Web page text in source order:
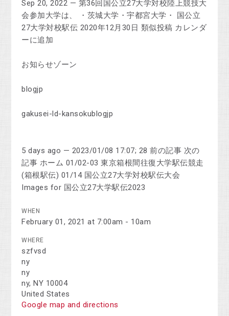
Sep 20, 2022 — 第36回国公立27大学対校陸上競技大
会参加大学は、 ・茨城大学・宇都宮大学・ 国公立
27大学対校駅伝 2020年12月30日 類似投稿 カレンダ
ーに追加
お知らせゾーン
blogjp
gakusei-ld-kansokublogjp
5 days ago — 2023/01/08 17:07; 28 前の記事 次の
記事 ホーム 01/02-03 東京箱根間往復大学駅伝競走
(箱根駅伝) 01/14 国公立27大学対校駅伝大会
Images for 国公立27大学駅伝2023
WHEN
February 01, 2021 at 7:00am - 10am
WHERE
szfvsd
ny
ny
ny, NY 10004
United States
Google map and directions